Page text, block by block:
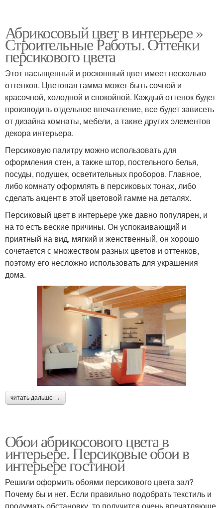
Абрикосовый цвет в интерьере »
Строительные Работы. Оттенки
персикового цвета
Этот насыщенный и роскошный цвет имеет несколько
оттенков. Цветовая гамма может быть сочной и
красочной, холодной и спокойной. Каждый оттенок будет
производить отдельное впечатление, все будет зависеть
от дизайна комнаты, мебели, а также других элементов
декора интерьера.
Персиковую палитру можно использовать для
оформления стен, а также штор, постельного белья,
посуды, подушек, осветительных проборов. Главное,
либо комнату оформлять в персиковых тонах, либо
сделать акцент в этой цветовой гамме на деталях.
Персиковый цвет в интерьере уже давно популярен, и
на то есть веские причины. Он успокаивающий и
приятный на вид, мягкий и женственный, он хорошо
сочетается с множеством разных цветов и оттенков,
поэтому его несложно использовать для украшения
дома.
читать дальше →
Обои абрикосового цвета в
интерьере. Персиковые обои в
интерьере гостиной
Решили оформить обоями персикового цвета зал?
Почему бы и нет. Если правильно подобрать текстиль и
продумать обстановку, то получится очень впечатляюще.